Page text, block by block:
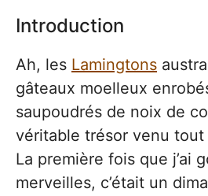
Introduction
Ah, les Lamingtons
gâteaux moelleux
saupoudrés de noix de
véritable trésor venu tout
La première fois que j’ai
merveilles, c’était un